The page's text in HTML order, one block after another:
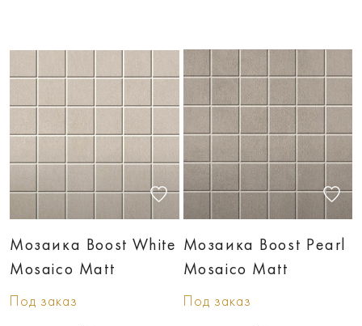
Мозаика Boost White
Mosaico Matt
Под заказ
Мозаика Boost Pearl
Mosaico Matt
Под заказ